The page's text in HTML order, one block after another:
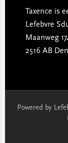
Taxence is
Lefebvre
Maanweg
2516 AB
Powered by